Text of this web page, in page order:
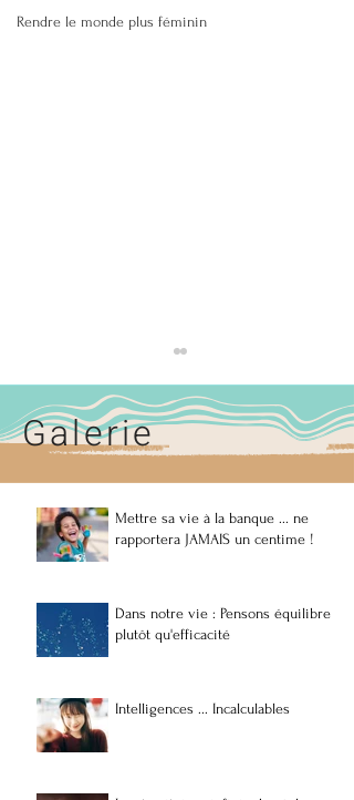
Rendre le monde plus féminin
8 Mars : " LA " journée des
femmes ...
Galerie
Mettre sa vie à la banque ... ne
rapportera JAMAIS un centime !
Dans notre vie : Pensons équilibre
plutôt qu'efficacité
Intelligences ... Incalculables